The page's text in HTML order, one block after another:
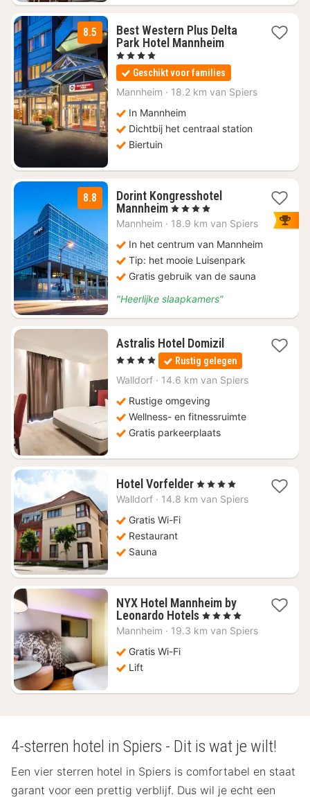
8.5
Best Western Plus Delta
Park Hotel Mannheim2
vanaf
€
72,11
, 4 Sterren
Geschikt voor families
Mannheim · 18.2 km van Spiers
In Mannheim
Dichtbij het centraal station
Biertuin
8.8
Dorint Kongresshotel
Mannheim1
nacht
€
93,15
, 4 Sterren
Mannheim · 18.9 km van Spiers
In het centrum van Mannheim
Tip: het mooie Luisenpark
Gratis gebruik van de sauna
"Heerlijke slaapkamers"
Astralis Hotel Domizil1
nacht
vanaf
€
, 4 Sterren Rustig gelegen
Walldorf · 14.6 km van Spiers
Rustige omgeving
Wellness- en fitnessruimte
Gratis parkeerplaats
Hotel Vorfelder1
nacht
, 4 Sterren
Walldorf · 14.8 km van Spiers
Gratis Wi-Fi
Restaurant
Sauna
NYX Hotel Mannheim by
Leonardo Hotels1
nacht
, 4 Sterren
Mannheim · 19.3 km van Spiers
Gratis Wi-Fi
Lift
4-sterren hotel in Spiers - Dit is wat je wilt!
Een vier sterren hotel in Spiers is comfortabel en staat
garant voor een prettig verblijf. Dus wil je echt een